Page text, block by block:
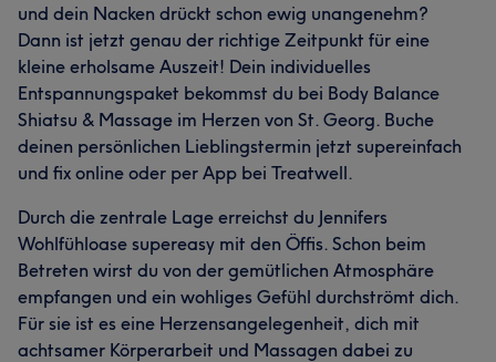
und dein Nacken drückt schon ewig unangenehm?
Dann ist jetzt genau der richtige Zeitpunkt für eine
kleine erholsame Auszeit! Dein individuelles
Entspannungspaket bekommst du bei Body Balance
Shiatsu & Massage im Herzen von St. Georg. Buche
deinen persönlichen Lieblingstermin jetzt supereinfach
und fix online oder per App bei Treatwell.
Durch die zentrale Lage erreichst du Jennifers
Wohlfühloase supereasy mit den Öffis. Schon beim
Betreten wirst du von der gemütlichen Atmosphäre
empfangen und ein wohliges Gefühl durchströmt dich.
Für sie ist es eine Herzensangelegenheit, dich mit
achtsamer Körperarbeit und Massagen dabei zu